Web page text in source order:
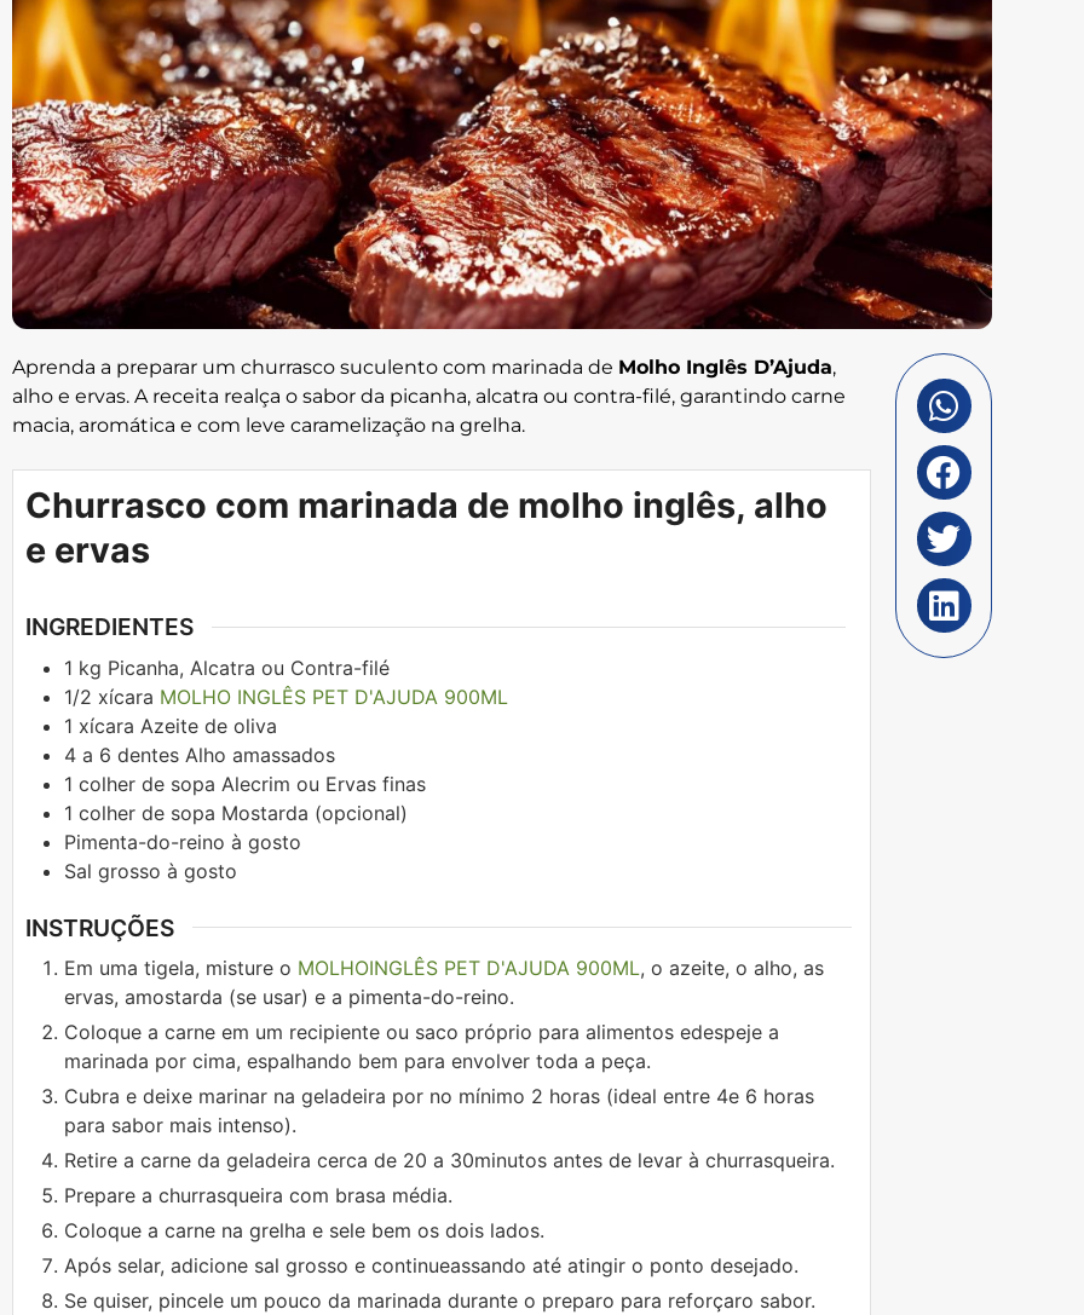
Aprenda a preparar um churrasco suculento com marinada de Molho Inglês D’Ajuda,
alho e ervas. A receita realça o sabor da picanha, alcatra ou contra-filé, garantindo carne
macia, aromática e com leve caramelização na grelha.
Churrasco com marinada de molho inglês, alho
e ervas
INGREDIENTES
1 kg Picanha, Alcatra ou Contra-filé
1/2 xícara MOLHO INGLÊS PET D'AJUDA 900ML
1 xícara Azeite de oliva
4 a 6 dentes Alho amassados
1 colher de sopa Alecrim ou Ervas finas
1 colher de sopa Mostarda (opcional)
Pimenta-do-reino à gosto
Sal grosso à gosto
INSTRUÇÕES
Em uma tigela, misture o MOLHOINGLÊS PET D'AJUDA 900ML, o azeite, o alho, as
ervas, amostarda (se usar) e a pimenta-do-reino.
Coloque a carne em um recipiente ou saco próprio para alimentos edespeje a
marinada por cima, espalhando bem para envolver toda a peça.
Cubra e deixe marinar na geladeira por no mínimo 2 horas (ideal entre 4e 6 horas
para sabor mais intenso).
Retire a carne da geladeira cerca de 20 a 30minutos antes de levar à churrasqueira.
Prepare a churrasqueira com brasa média.
Coloque a carne na grelha e sele bem os dois lados.
Após selar, adicione sal grosso e continueassando até atingir o ponto desejado.
Se quiser, pincele um pouco da marinada durante o preparo para reforçaro sabor.